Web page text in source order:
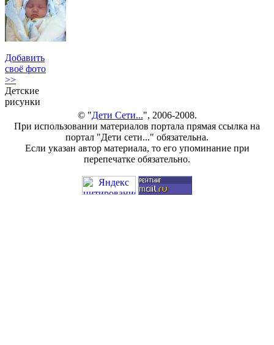
Добавить
своё фото
>>
Детские
рисунки
© "Дети Сети...", 2006-2008.
При использовании материалов портала прямая ссылка на
портал "Дети сети..." обязательна.
Если указан автор материала, то его упоминание при
перепечатке обязательно.